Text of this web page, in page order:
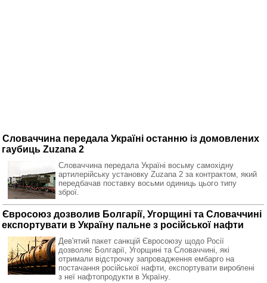
Словаччина передала Україні останню із домовлених
гаубиць Zuzana 2
Словаччина передала Україні восьму самохідну
артилерійську установку Zuzana 2 за контрактом, який
передбачав поставку восьми одиниць цього типу
зброї.
Євросоюз дозволив Болгарії, Угорщині та Словаччині
експортувати в Україну пальне з російської нафти
Дев'ятий пакет санкцій Євросоюзу щодо Росії
дозволяє Болгарії, Угорщині та Словаччині, які
отримали відстрочку запровадження ембарго на
постачання російської нафти, експортувати вироблені
з неї нафтопродукти в Україну.